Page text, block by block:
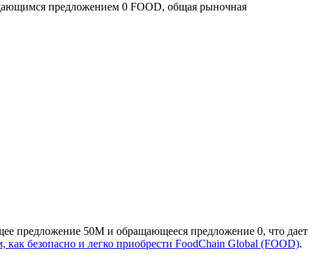
предложением 0 FOOD, общая рыночная
предложение 50M и обращающееся предложение 0, что дает
как безопасно и легко приобрести FoodChain Global (FOOD).